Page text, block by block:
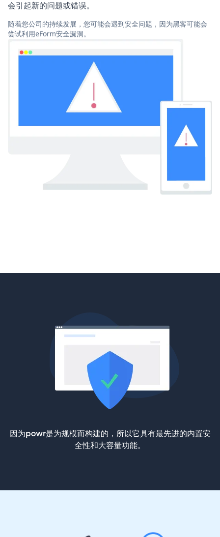
会引起新的问题或错误。
随着您公司的持续发展，您可能会遇到安全问题，因为黑客可能会
尝试利用eForm安全漏洞。
因为powr是为规模而构建的，所以它具有最先进的内置安
全性和大容量功能。